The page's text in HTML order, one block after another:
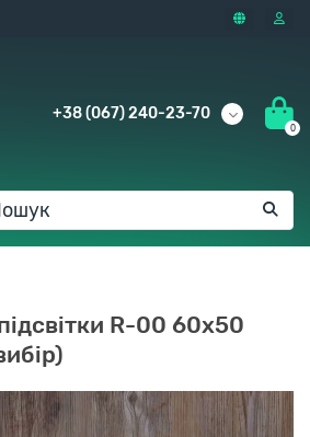
+38 (067) 240-23-70
0
R-00 60x50